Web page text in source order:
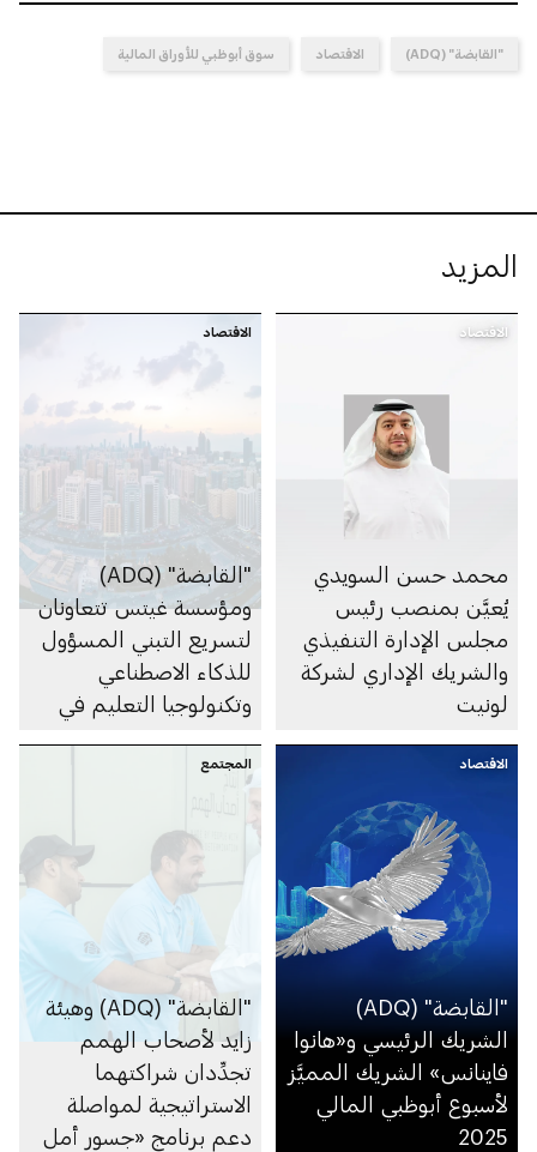
"القابضة" (ADQ) الاقتصاد سوق أبوظبي للأوراق المالية
المزيد
الاقتصاد
ﻣﺤﻤﺪ حسن اﻟﺴﻮﻳﺪي
يُعيَّن ﺑﻤﻨﺼﺐ رﺋﯿﺲ
ﻣﺠﻠﺲ اﻹدارة اﻟﺘﻨﻔﯿﺬي
واﻟﺸﺮﻳﻚ اﻹداري ﻟﺸﺮﻛﺔ
ﻟﻮﻧﯿﺖ
الاقتصاد
"القابضة" (ADQ)
ومؤسسة غيتس تتعاونان
لتسريع التبني المسؤول
للذكاء الاصطناعي
وتكنولوجيا التعليم في
الكبرى
الاقتصاد
"القابضة" (ADQ)
الشريك الرئيسي و«هانوا
فاينانس» الشريك المميَّز
لأسبوع أبوظبي المالي
2025
المجتمع
"القابضة" (ADQ) وهيئة
زايد لأصحاب الهمم
تجدِّدان شراكتهما
الاستراتيجية لمواصلة
دعم برنامج «جسور أمل